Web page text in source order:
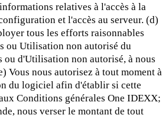
relatives à l'accès à la
et l'accès au serveur. (d)
tous les efforts raisonnables
ou Utilisation non autorisé du
ou d'Utilisation non autorisé, à nous
Vous nous autorisez à tout moment à
du logiciel afin d'établir si cette
Conditions générales One IDEXX;
nous verser le montant de tout